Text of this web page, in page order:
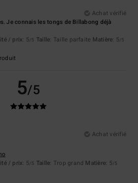
Achat vérifié
Je connais les tongs de Billabong déjà
/ prix: 5/5 Taille: Taille parfaite Matière: 5/5
5/5
Achat vérifié
/ prix: 5/5 Taille: Trop grand Matière: 5/5